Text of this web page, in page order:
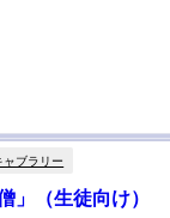
ャブラリー
」（生徒向け）